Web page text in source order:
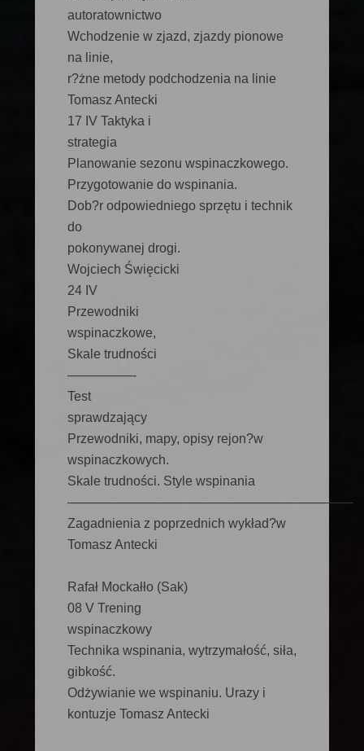
autoratownictwo
Wchodzenie w zjazd, zjazdy pionowe
na linie,
r?żne metody podchodzenia na linie
Tomasz Antecki
17 IV Taktyka i
strategia
Planowanie sezonu wspinaczkowego.
Przygotowanie do wspinania.
Dob?r odpowiedniego sprzętu i technik
do
pokonywanej drogi.
Wojciech Święcicki
24 IV
Przewodniki
wspinaczkowe,
Skale trudności
—————-
Test
sprawdzający
Przewodniki, mapy, opisy rejon?w
wspinaczkowych.
Skale trudności. Style wspinania
——————————————————————
Zagadnienia z poprzednich wykład?w
Tomasz Antecki
Rafał Mockałło (Sak)
08 V Trening
wspinaczkowy
Technika wspinania, wytrzymałość, siła,
gibkość.
Odżywianie we wspinaniu. Urazy i
kontuzje Tomasz Antecki